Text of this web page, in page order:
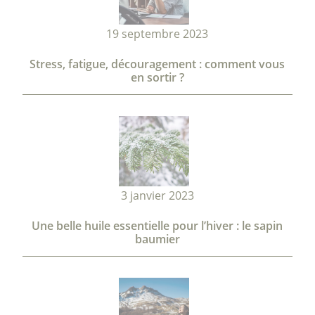
19 septembre 2023
Stress, fatigue, découragement : comment vous
en sortir ?
3 janvier 2023
Une belle huile essentielle pour l’hiver : le sapin
baumier